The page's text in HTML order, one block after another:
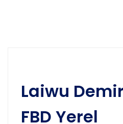
Laiwu
FBD Yerel